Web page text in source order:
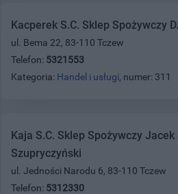
Kacperek S.C. Sklep Spożywczy
ul. Bema 22, 83-110 Tczew
Telefon: 5321553
Kategoria: Handel i usługi, numer: 311
Kaja S.C. Sklep Spożywczy
Szupryczyński
ul. Jedności Narodu 6, 83-110 Tczew
Telefon: 5312330